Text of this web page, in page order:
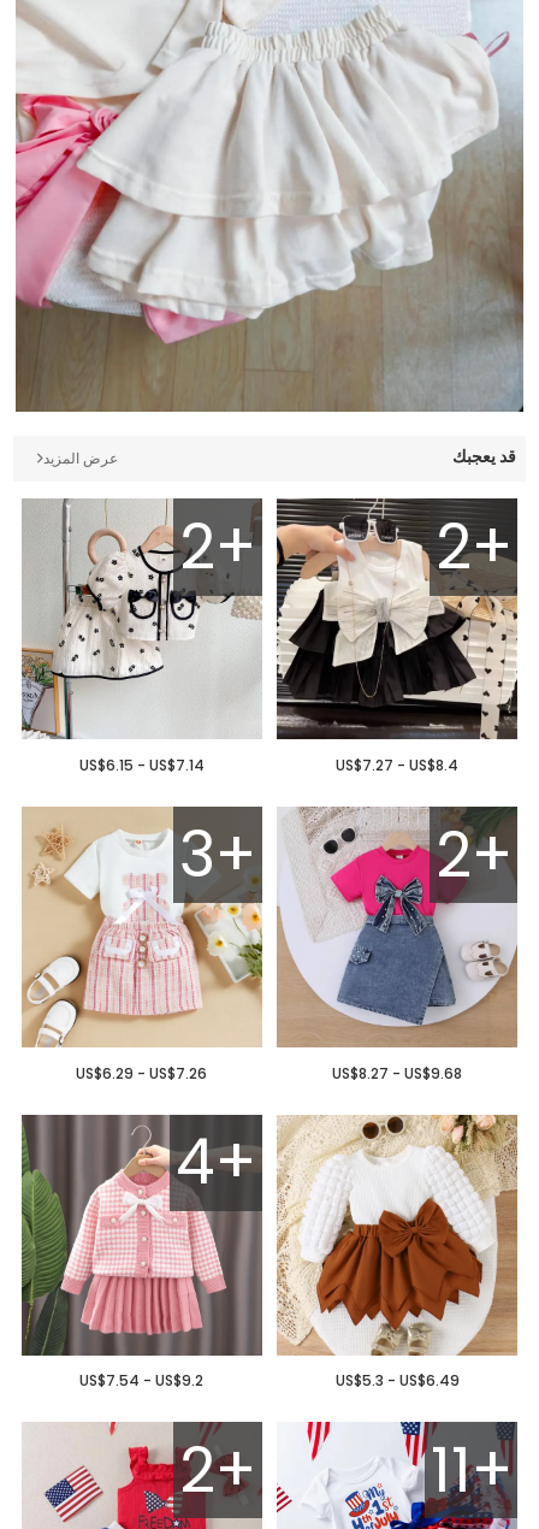
قد يعجبك عرض المزيد
2+
US$7.27 - US$8.4
2+
US$6.15 - US$7.14
2+
US$8.27 - US$9.68
3+
US$6.29 - US$7.26
US$5.3 - US$6.49
4+
US$7.54 - US$9.2
11+
2+